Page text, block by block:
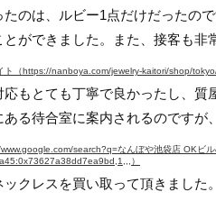
たのは、ルビー1点だけだった
ができました。また、接客も非
ト（https://nanboya.com/jewelry-kaitori/shop/
応もとても丁寧で良かったし、
ある待合室に案内されるのですが
search?q=なんぼや池袋店 OKビ
）
ックレスを買い取って頂きまし